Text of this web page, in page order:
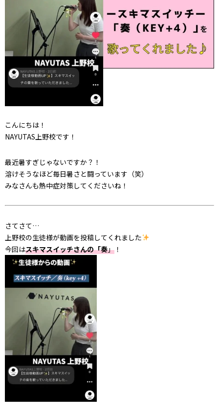
こんにちは！
NAYUTAS上野校です！
最近暑すぎじゃないですか？！
溶けそうなほど毎日暑さと闘っています（笑）
みなさんも熱中症対策してくださいね！
さてさて…
上野校の生徒様が動画を投稿してくれました
今回はスキマスイッチさんの「奏」 ！